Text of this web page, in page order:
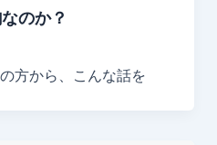
のか？
方から、こんな話を